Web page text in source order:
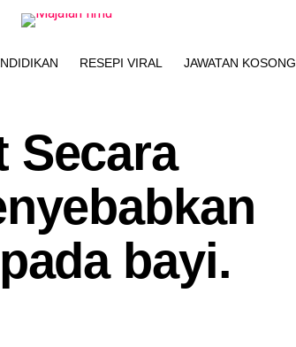
RESEPI VIRAL JAWATAN KOSONG
Secara
bayi.